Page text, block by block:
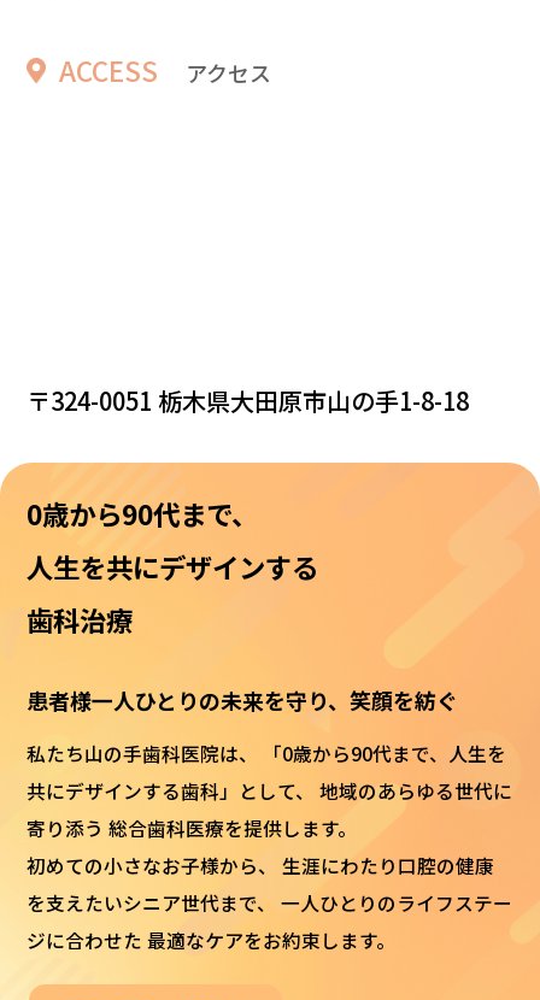
ACCESS アクセス
〒324-0051 栃木県大田原市山の手1-8-18
0歳から90代まで、
人生を共にデザインする
歯科治療
患者様一人ひとりの未来を守り、笑顔を紡ぐ
私たち山の手歯科医院は、
「0歳から90代まで、人生を
共にデザインする歯科」として、
地域のあらゆる世代に
寄り添う 総合歯科医療を提供します。
初めての小さなお子様から、
生涯にわたり口腔の健康
を支えたいシニア世代まで、
一人ひとりのライフステー
ジに合わせた 最適なケアをお約束します。